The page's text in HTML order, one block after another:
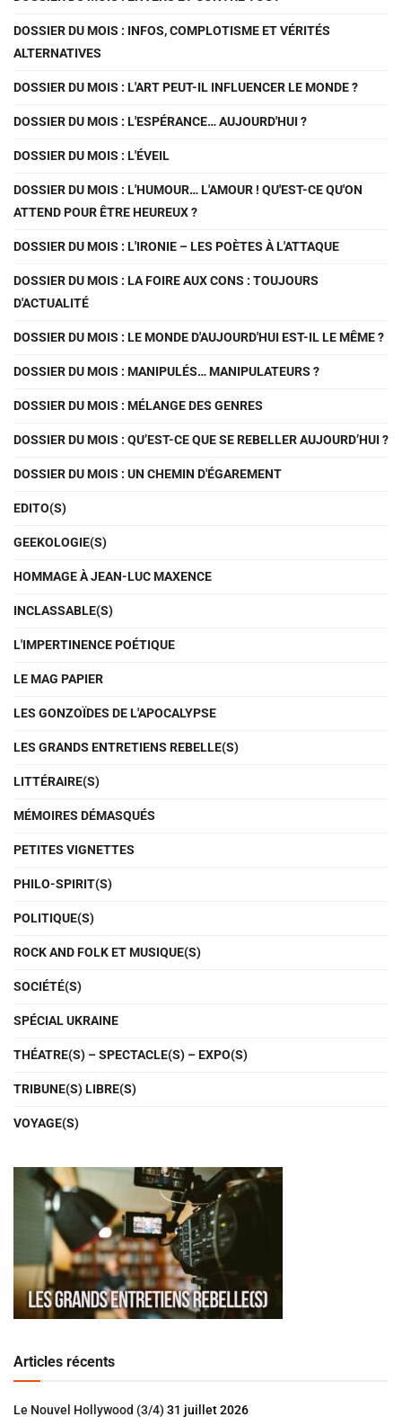
DOSSIER DU MOIS : INFOS, COMPLOTISME ET VÉRITÉS
ALTERNATIVES
DOSSIER DU MOIS : L'ART PEUT-IL INFLUENCER LE MONDE ?
DOSSIER DU MOIS : L'ESPÉRANCE… AUJOURD'HUI ?
DOSSIER DU MOIS : L'ÉVEIL
DOSSIER DU MOIS : L'HUMOUR… L'AMOUR ! QU'EST-CE QU'ON
ATTEND POUR ÊTRE HEUREUX ?
DOSSIER DU MOIS : L'IRONIE – LES POÈTES À L'ATTAQUE
DOSSIER DU MOIS : LA FOIRE AUX CONS : TOUJOURS
D'ACTUALITÉ
DOSSIER DU MOIS : LE MONDE D'AUJOURD'HUI EST-IL LE MÊME ?
DOSSIER DU MOIS : MANIPULÉS… MANIPULATEURS ?
DOSSIER DU MOIS : MÉLANGE DES GENRES
DOSSIER DU MOIS : QU’EST-CE QUE SE REBELLER AUJOURD’HUI ?
DOSSIER DU MOIS : UN CHEMIN D'ÉGAREMENT
EDITO(S)
GEEKOLOGIE(S)
HOMMAGE À JEAN-LUC MAXENCE
INCLASSABLE(S)
L'IMPERTINENCE POÉTIQUE
LE MAG PAPIER
LES GONZOÏDES DE L'APOCALYPSE
LES GRANDS ENTRETIENS REBELLE(S)
LITTÉRAIRE(S)
MÉMOIRES DÉMASQUÉS
PETITES VIGNETTES
PHILO-SPIRIT(S)
POLITIQUE(S)
ROCK AND FOLK ET MUSIQUE(S)
SOCIÉTÉ(S)
SPÉCIAL UKRAINE
THÉATRE(S) – SPECTACLE(S) – EXPO(S)
TRIBUNE(S) LIBRE(S)
VOYAGE(S)
Articles récents
Le Nouvel Hollywood (3/4) 31 juillet 2026